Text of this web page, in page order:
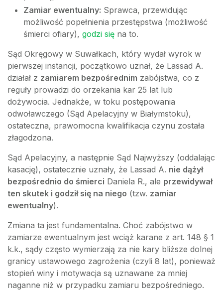
Zamiar ewentualny: Sprawca, przewidując
możliwość popełnienia przestępstwa (możliwość
śmierci ofiary), godzi się na to.
Sąd Okręgowy w Suwałkach, który wydał wyrok w
pierwszej instancji, początkowo uznał, że Lassad A.
działał z zamiarem bezpośrednim zabójstwa, co z
reguły prowadzi do orzekania kar 25 lat lub
dożywocia. Jednakże, w toku postępowania
odwoławczego (Sąd Apelacyjny w Białymstoku),
ostateczna, prawomocna kwalifikacja czynu została
złagodzona.
Sąd Apelacyjny, a następnie Sąd Najwyższy (oddalając
kasację), ostatecznie uznały, że Lassad A. nie dążył
bezpośrednio do śmierci Daniela R., ale przewidywał
ten skutek i godził się na niego (tzw. zamiar
ewentualny).
Zmiana ta jest fundamentalna. Choć zabójstwo w
zamiarze ewentualnym jest wciąż karane z art. 148 § 1
k.k., sądy często wymierzają za nie kary bliższe dolnej
granicy ustawowego zagrożenia (czyli 8 lat), ponieważ
stopień winy i motywacja są uznawane za mniej
naganne niż w przypadku zamiaru bezpośredniego.